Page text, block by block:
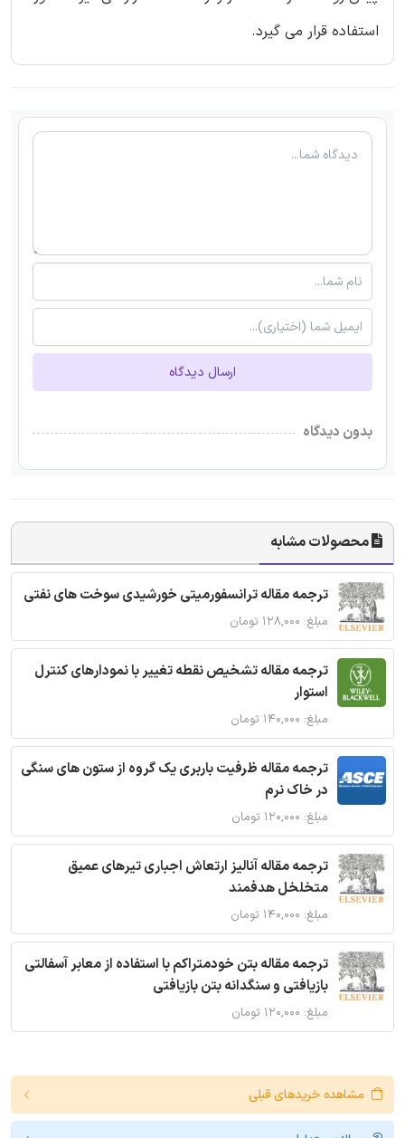
استفاده قرار می گیرد.
ارسال دیدگاه
بدون دیدگاه
محصولات مشابه
ترجمه مقاله ترانسفورمیتی خورشیدی سوخت های نفتی
مبلغ: ۱۲۸,۰۰۰ تومان
ترجمه مقاله تشخیص نقطه تغییر با نمودارهای کنترل
استوار
مبلغ: ۱۴۰,۰۰۰ تومان
ترجمه مقاله ظرفیت باربری یک گروه از ستون های سنگی
در خاک نرم
مبلغ: ۱۲۰,۰۰۰ تومان
ترجمه مقاله آنالیز ارتعاش اجباری تیرهای عمیق
متخلخل هدفمند
مبلغ: ۱۴۰,۰۰۰ تومان
ترجمه مقاله بتن خودمتراکم با استفاده از معابر آسفالتی
بازیافتی و سنگدانه بتن بازیافتی
مبلغ: ۱۲۰,۰۰۰ تومان
مشاهده خریدهای قبلی